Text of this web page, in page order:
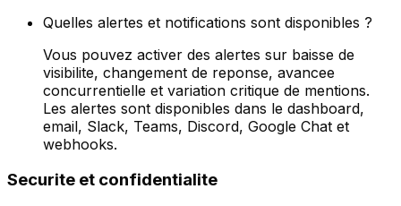
Quelles alertes et notifications sont disponibles ?
Vous pouvez activer des alertes sur baisse de
visibilite, changement de reponse, avancee
concurrentielle et variation critique de mentions.
Les alertes sont disponibles dans le dashboard,
email, Slack, Teams, Discord, Google Chat et
webhooks.
Securite et confidentialite